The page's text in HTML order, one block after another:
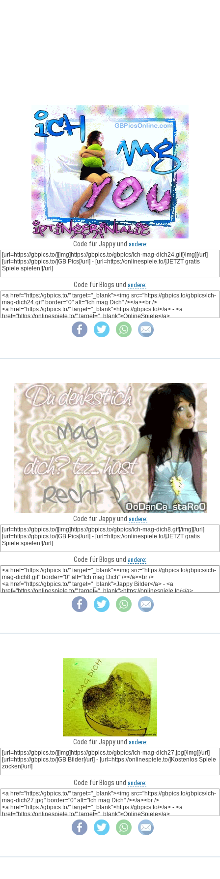
Code für Jappy und andere:
Code für Blogs und andere:
Code für Jappy und andere:
Code für Blogs und andere:
Code für Jappy und andere:
Code für Blogs und andere: